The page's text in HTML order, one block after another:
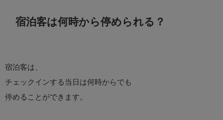
宿泊客は何時から停められる？
宿泊客は、
チェックインする当日は何時からでも
停めることができます。